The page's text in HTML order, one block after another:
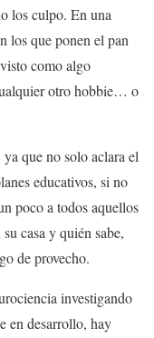
los culpo. En una
los que ponen el pan
como algo
otro hobbie… o
que no solo aclara el
educativos, si no
poco a todos aquellos
casa y quién sabe,
de provecho.
investigando
en desarrollo, hay